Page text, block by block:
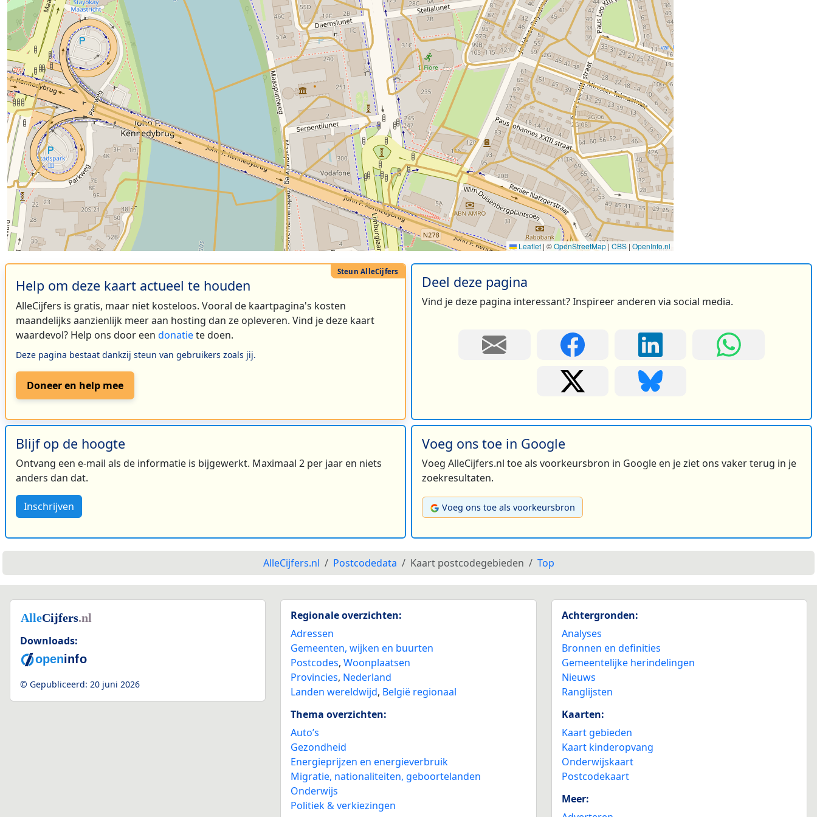
Leaflet | ©OpenStreetMap | CBS | OpenInfo.nl
Help om deze kaart actueel te houden
AlleCijfers is gratis, maar niet kosteloos. Vooral de kaartpagina's kosten
maandelijks aanzienlijk meer aan hosting dan ze opleveren. Vind je deze kaart
waardevol? Help ons door een donatiete doen.
Deze pagina bestaat dankzij steun van gebruikers zoals jij.
Doneer en help mee
Deel deze pagina
Vind je deze pagina interessant? Inspireer anderen via social media.
Blijf op de hoogte
Ontvang een e-mail als de informatie is bijgewerkt. Maximaal 2 per jaar en niets
anders dan dat.
Inschrijven
Voeg ons toe in Google
Voeg AlleCijfers.nl toe als voorkeursbron in Google en je ziet ons vaker terug in je
zoekresultaten.
Voeg ons toe als voorkeursbron
AlleCijfers.nl Postcodedata Kaart postcodegebieden Top
Downloads:
© Gepubliceerd: 20 juni 2026
Regionale overzichten:
Adressen
Gemeenten, wijken en buurten
Postcodes,Woonplaatsen
Provincies, Nederland
Landen wereldwijd, België regionaal
Thema overzichten:
Auto’s
Gezondheid
Energieprijzen en energieverbruik
Migratie, nationaliteiten, geboortelanden
Onderwijs
Politiek & verkiezingen
Achtergronden:
Analyses
Bronnen en definities
Gemeentelijke herindelingen
Nieuws
Ranglijsten
Kaarten:
Kaart gebieden
Kaart kinderopvang
Onderwijskaart
Postcodekaart
Meer: